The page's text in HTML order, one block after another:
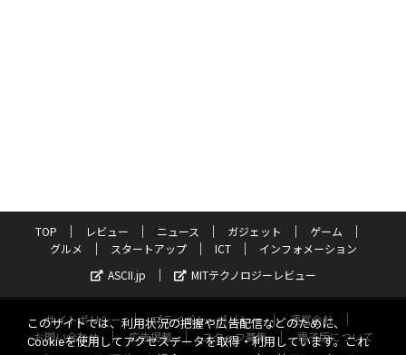
TOP レビュー ニュース ガジェット
ゲーム
グルメ
スタートアップ ICT
インフォメーション
ASCII.jp
MITテクノロジーレビュー
サイトポリシー プライバシーポリシー
運営会社
お問い合わせ
広告掲載 スタッフ募集
電子版について
このサイトでは、利用状況の把握や広告配信などのために、
Cookieを使用してアクセスデータを取得・利用しています。これ